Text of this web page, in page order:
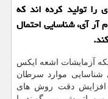
را تولید كرده اند كه
آی، شناسایی احتمال
آزمایشات اشعه ایكس
موارد سرطان
افزایش دقت روش های